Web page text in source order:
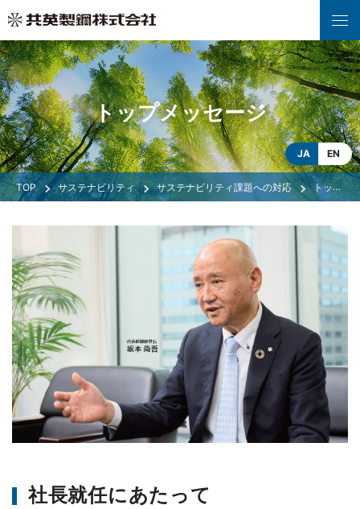
サステナビリティ サステナビリティ課題への対応 トップメッセージ
トップメッセージ
JA EN
社長就任にあたって